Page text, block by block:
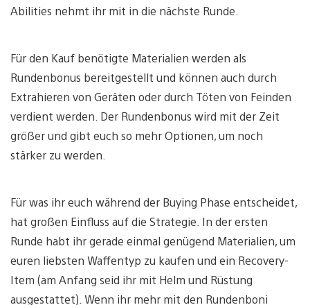
Abilities nehmt ihr mit in die nächste Runde.
Für den Kauf benötigte Materialien werden als
Rundenbonus bereitgestellt und können auch durch
Extrahieren von Geräten oder durch Töten von Feinden
verdient werden. Der Rundenbonus wird mit der Zeit
größer und gibt euch so mehr Optionen, um noch
stärker zu werden.
Für was ihr euch während der Buying Phase entscheidet,
hat großen Einfluss auf die Strategie. In der ersten
Runde habt ihr gerade einmal genügend Materialien, um
euren liebsten Waffentyp zu kaufen und ein Recovery-
Item (am Anfang seid ihr mit Helm und Rüstung
ausgestattet). Wenn ihr mehr mit den Rundenboni